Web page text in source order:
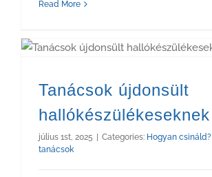
Read More
Tanácsok újdonsült
hallókészülékeseknek
július 1st, 2025 | Categories: Hogyan csináld?
tanácsok